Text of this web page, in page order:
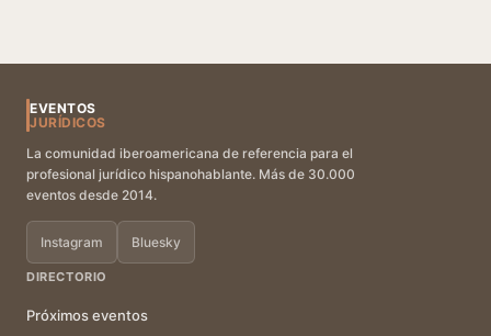
EVENTOS
JURÍDICOS
La comunidad iberoamericana de referencia para el
profesional jurídico hispanohablante. Más de 30.000
eventos desde 2014.
Instagram Bluesky
DIRECTORIO
Próximos eventos